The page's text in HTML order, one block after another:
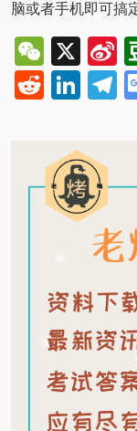
脑或者手机即可搞
X
Reddit